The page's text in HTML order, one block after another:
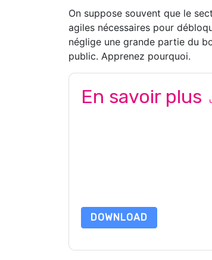
On suppose souvent que le
agiles nécessaires pour
néglige une grande partie du
public. Apprenez pourquoi.
En savoir plus
DOWNLOAD